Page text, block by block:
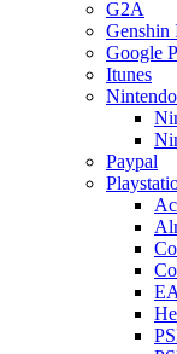
G2A
Genshin
Google
Itunes
Nintendo
Paypal